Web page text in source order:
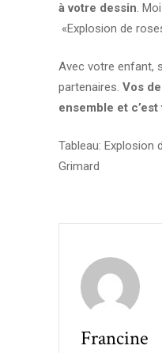
à votre dessin.
«Explosion de
Avec votre enfant,
partenaires. Vos
ensemble et
Tableau: Explosion
Grimard
Francine